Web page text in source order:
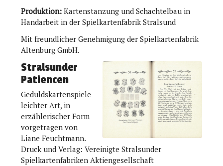
Produktion:Kartenstanzung und Schachtelbau in
Handarbeit in der Spielkartenfabrik Stralsund
Mit freundlicher Genehmigung der Spielkartenfabrik
Altenburg GmbH.
Stralsunder
Patiencen
Geduldskartenspiele
leichter Art, in
erzählerischer Form
vorgetragen von
Liane Feuchtmann.
Druck und Verlag: Vereinigte Stralsunder
Spielkartenfabriken Aktiengesellschaft